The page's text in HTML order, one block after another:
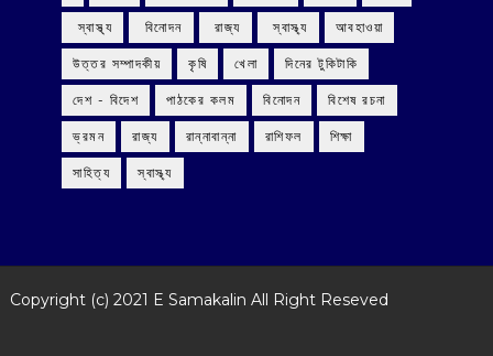
‌ স্বাস্থ্য ‌ বিনোদন ‌ রাজ্য ‌ স্বাস্থ্য আবহাওয়া
উত্তর সম্পাদকীয় কৃষি খেলা দিনের টুকিটাকি
দেশ - বিদেশ পাঠকের কলম বিনোদন বিশেষ রচনা
ভ্রমন রাজ্য রান্নাবান্না রাশিফল শিক্ষা
সাহিত্য স্বাস্থ্য
Copyright (c) 2021 E Samakalin All Right Reseved